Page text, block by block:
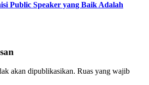
Public Speaker yang Baik Adalah
akan dipublikasikan. Ruas yang wajib